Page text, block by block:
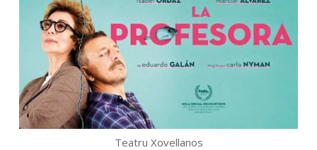
Teatru Xovellanos